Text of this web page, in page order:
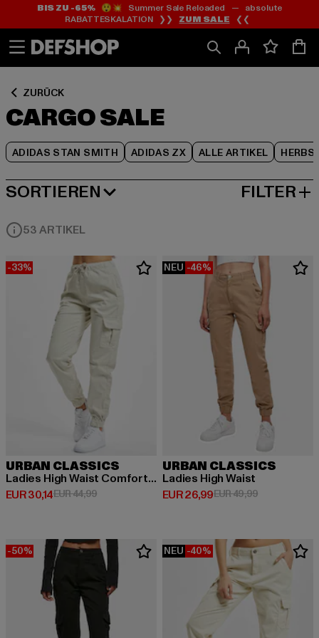
Zum
Inhalt
springen
Zum
Fußzeile
springen
BIS ZU -65%😲💥 Summer Sale Reloaded — absolute
RABATTESKALATION ❯❯ ZUM SALE ❮❮
ZURÜCK
CARGO SALE
ADIDAS STAN SMITH ADIDAS ZX ALLE ARTIKEL
Zum
Produktraster
springen
SORTIEREN
BELIEBTESTE FILTER
53 ARTIKEL
-33%
URBAN CLASSICS
Ladies High Waist Comfort Jogging
EUR 30,14
Derzeitiger Preis: EUR 30,14
EUR 44,99Aktionspreis: EUR 44,99
NEU -46%
URBAN CLASSICS
Ladies High Waist
EUR 26,99
Derzeitiger Preis: EUR 26,99
EUR 49,99Aktionspreis:
-50% NEU -40%